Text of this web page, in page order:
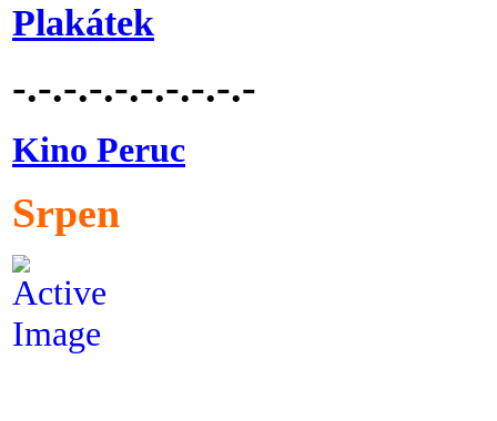
Plakátek
-.-.-.-.-.-.-.-.-.-
Kino Peruc
Srpen